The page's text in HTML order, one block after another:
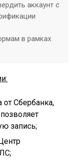
аккаунт с
в рамках
от Сбербанка,
запись;